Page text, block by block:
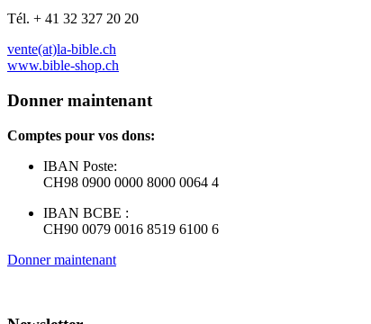
Tél. + 41 32 327 20 20
vente(at)la-bible.ch
www.bible-shop.ch
Donner maintenant
Comptes pour vos dons:
IBAN Poste:
CH98 0900 0000 8000 0064 4
IBAN BCBE :
CH90 0079 0016 8519 6100 6
Donner maintenant